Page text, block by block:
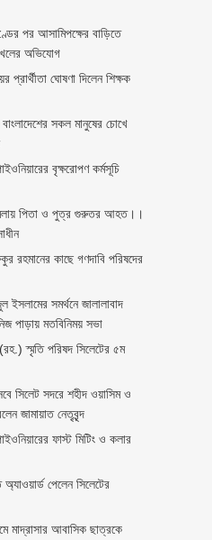
পর আসামিপক্ষের বাড়িতে
অভিযোগ
প্রার্থীতা ঘোষণা দিলেন শিক্ষক
সকল মানুষের চোখে
বৃক্ষরোপণ কর্মসূচি
পিতা ও পুত্র গুরুতর আহত।।
রহমানের কাছে গণদাবি পরিষদের
ইসলামের সমর্থনে জালালাবাদ
পাড়ায় মতবিনিময় সভা
স্মৃতি পরিষদ সিলেটের ৫ম
সিলেট সদরে শহীদ ওয়াসিম ও
জামায়াত নেতৃবৃন্দ
ফাস্ট মিটিং ও কলার
পেলেন সিলেটের
মাদ্রাসার আবাসিক ছাত্রকে